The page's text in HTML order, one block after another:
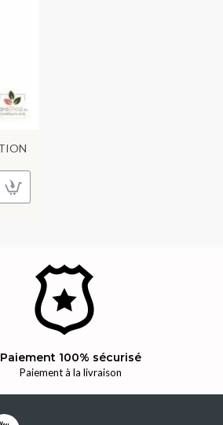
Paiement 100% sécurisé
Paiement à la livraison